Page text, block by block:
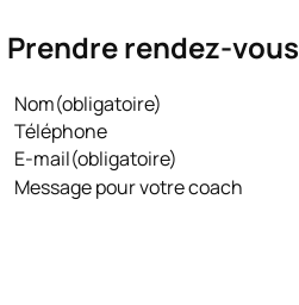
Prendre rendez-vous
Nom(obligatoire)
Téléphone
E-mail(obligatoire)
Message pour votre coach